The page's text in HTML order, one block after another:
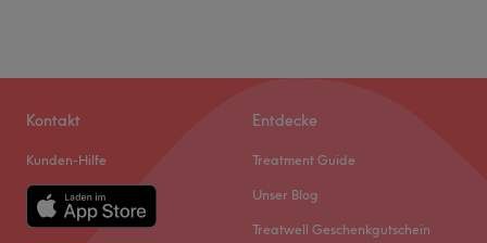
Kontakt
Kunden-Hilfe
Entdecke
Treatment Guide
Unser Blog
Treatwell Geschenkgutschein